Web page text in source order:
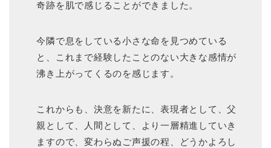
奇跡を肌で感じることができました。
今隣で息をしている小さな命を見つめている
と、これまで経験したことのない大きな感情が
沸き上がってくるのを感じます。
これからも、決意を新たに、表現者として、父
親として、人間として、より一層精進していき
ますので、変わらぬご声援の程、どうかよろし